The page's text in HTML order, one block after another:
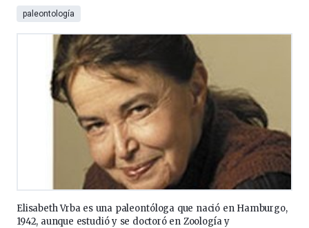
paleontología
Elisabeth Vrba es una paleontóloga que nació en Hamburgo,
1942, aunque estudió y se doctoró en Zoología y